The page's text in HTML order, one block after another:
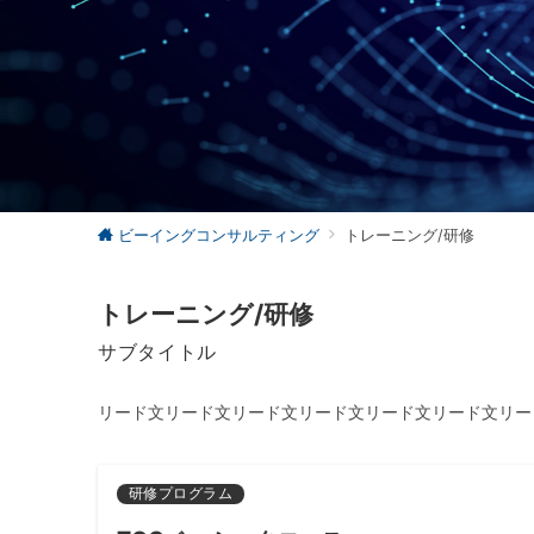
ビーイングコンサルティング トレーニング/研修
トレーニング/研修
サブタイトル
リード文リード文リード文リード文リード文リード文リ
研修プログラム